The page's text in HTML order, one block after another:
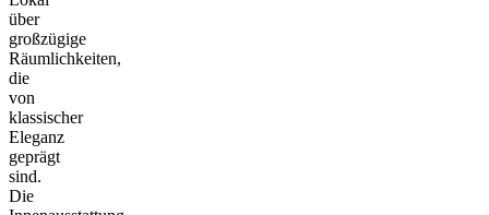
über
großzügige
Räumlichkeiten,
die
von
klassischer
Eleganz
geprägt
sind.
Die